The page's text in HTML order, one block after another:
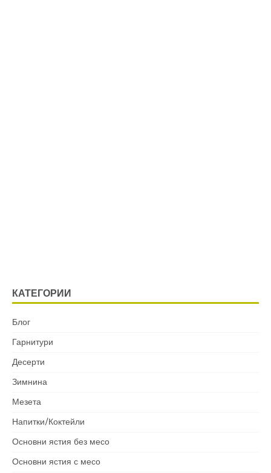
КАТЕГОРИИ
Блог
Гарнитури
Десерти
Зимнина
Мезета
Напитки/Коктейли
Основни ястия без месо
Основни ястия с месо